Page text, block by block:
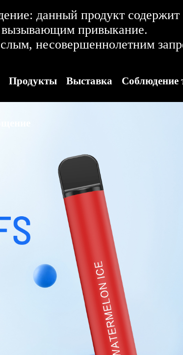
данный продукт
привыкание.
несовершеннолетним
Продукты Выставка Соблюдение